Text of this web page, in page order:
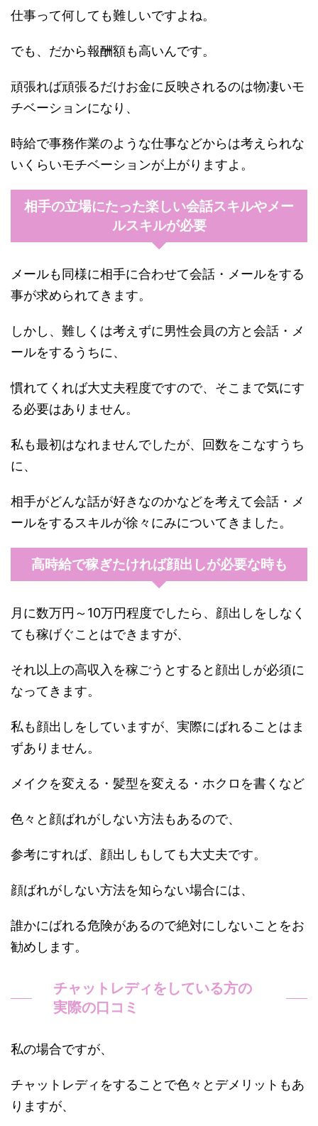
仕事って何しても難しいですよね。
でも、だから報酬額も高いんです。
頑張れば頑張るだけお金に反映されるのは物凄いモ
チベーションになり、
時給で事務作業のような仕事などからは考えられな
いくらいモチベーションが上がりますよ。
相手の立場にたった楽しい会話スキルやメー
ルスキルが必要
メールも同様に相手に合わせて会話・メールをする
事が求められてきます。
しかし、難しくは考えずに男性会員の方と会話・メ
ールをするうちに、
慣れてくれば大丈夫程度ですので、そこまで気にす
る必要はありません。
私も最初はなれませんでしたが、回数をこなすうち
に、
相手がどんな話が好きなのかなどを考えて会話・メ
ールをするスキルが徐々にみについてきました。
高時給で稼ぎたければ顔出しが必要な時も
月に数万円～10万円程度でしたら、顔出しをしなく
ても稼げぐことはできますが、
それ以上の高収入を稼ごうとすると顔出しが必須に
なってきます。
私も顔出しをしていますが、実際にばれることはま
ずありません。
メイクを変える・髪型を変える・ホクロを書くなど
色々と顔ばれがしない方法もあるので、
参考にすれば、顔出しもしても大丈夫です。
顔ばれがしない方法を知らない場合には、
誰かにばれる危険があるので絶対にしないことをお
勧めします。
チャットレディをしている方の
実際の口コミ
私の場合ですが、
チャットレディをすることで色々とデメリットもあ
りますが、